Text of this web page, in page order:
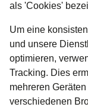
als 'Cookies'
Um eine
und unsere
optimieren,
Tracking. Dies
mehreren
verschiedenen